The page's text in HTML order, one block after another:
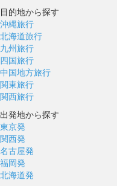
目的地から探す
沖縄旅行
北海道旅行
九州旅行
四国旅行
中国地方旅行
関東旅行
関西旅行
出発地から探す
東京発
関西発
名古屋発
福岡発
北海道発